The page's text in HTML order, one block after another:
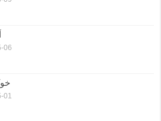
06
01